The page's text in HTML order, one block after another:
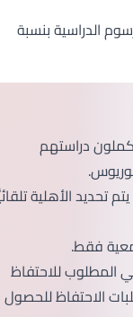
الدراسية بنسبة
دراستهم
الأهلية تلقائيًّا
فقط.
للاحتفاظ
الاحتفاظ للحصول